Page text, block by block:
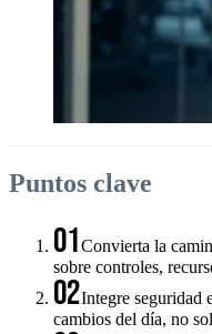
Puntos clave
01Convierta la
sobre controles,
02Integre seguridad
cambios del día, no